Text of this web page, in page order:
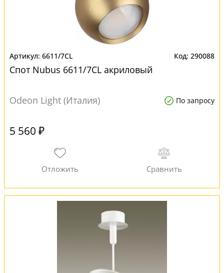
6611/7CL 290088
Спот Nubus 6611/7CL акриловый
Odeon Light (Италия) По запросу
5 560 ₽